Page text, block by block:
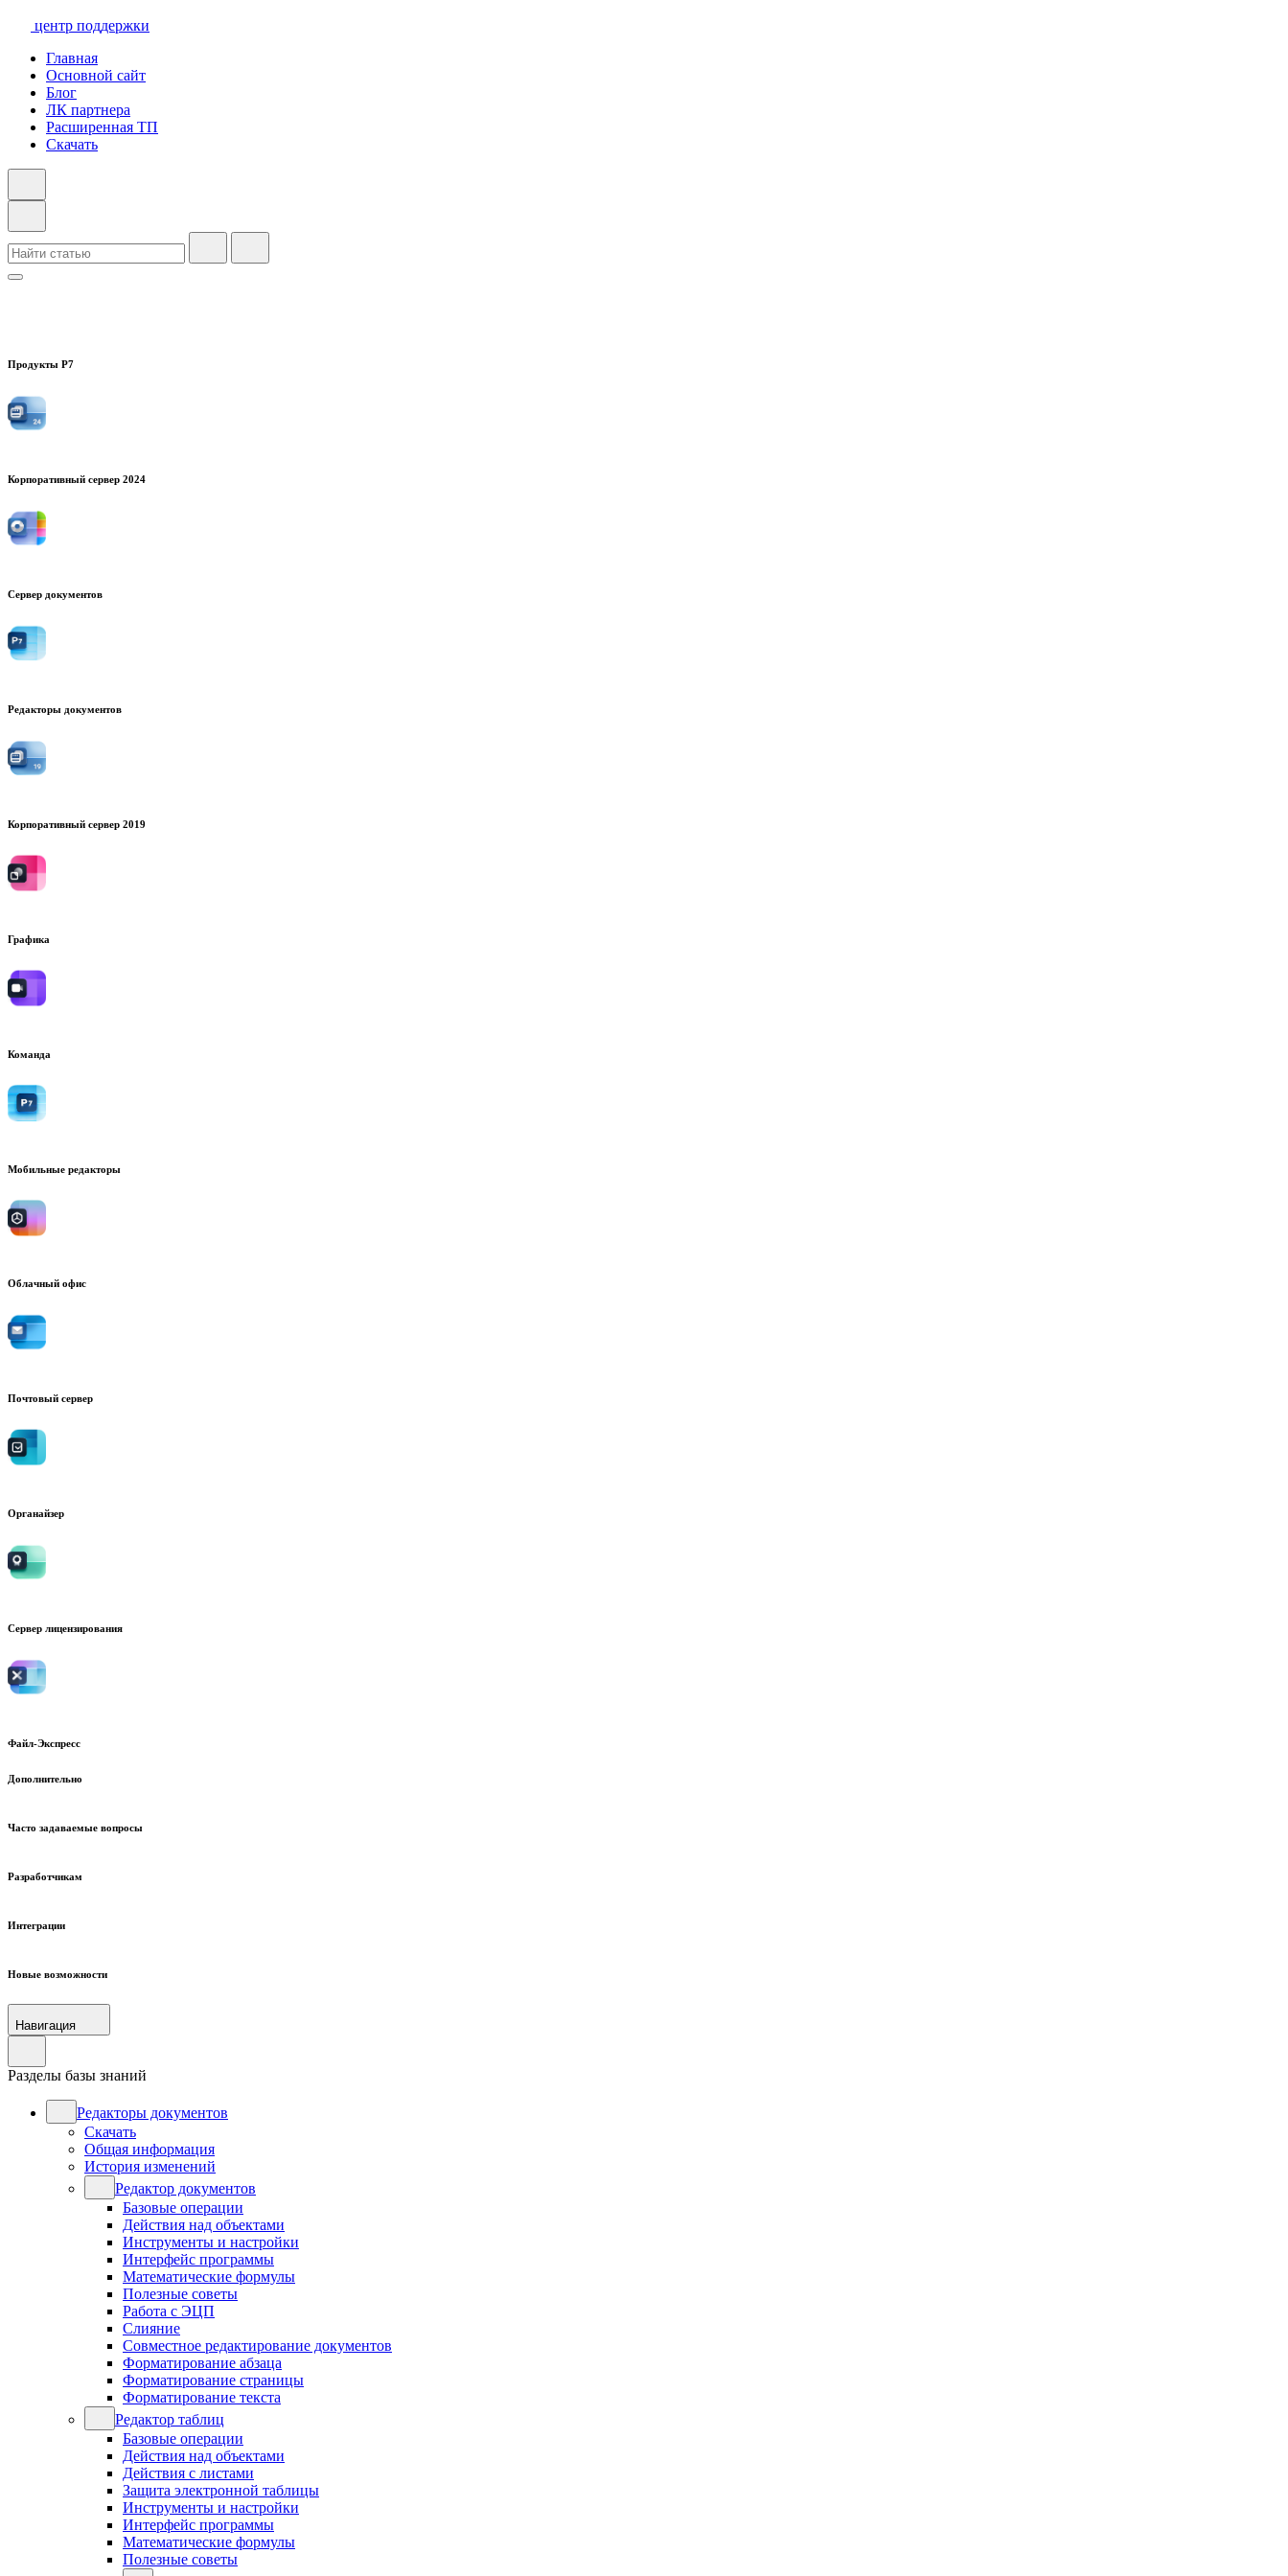
центр поддержки
Главная
Основной сайт
Блог
ЛК партнера
Расширенная ТП
Скачать
Продукты Р7
Корпоративный сервер 2024
Сервер документов
Редакторы документов
Корпоративный сервер 2019
Графика
Команда
Мобильные редакторы
Облачный офис
Почтовый сервер
Органайзер
Сервер лицензирования
Файл-Экспресс
Дополнительно
Часто задаваемые вопросы
Разработчикам
Интеграции
Новые возможности
Навигация
Разделы базы знаний
Редакторы документов
Скачать
Общая информация
История изменений
Редактор документов
Базовые операции
Действия над объектами
Инструменты и настройки
Интерфейс программы
Математические формулы
Полезные советы
Работа с ЭЦП
Слияние
Совместное редактирование документов
Форматирование абзаца
Форматирование страницы
Форматирование текста
Редактор таблиц
Базовые операции
Действия над объектами
Действия с листами
Защита электронной таблицы
Инструменты и настройки
Интерфейс программы
Математические формулы
Полезные советы